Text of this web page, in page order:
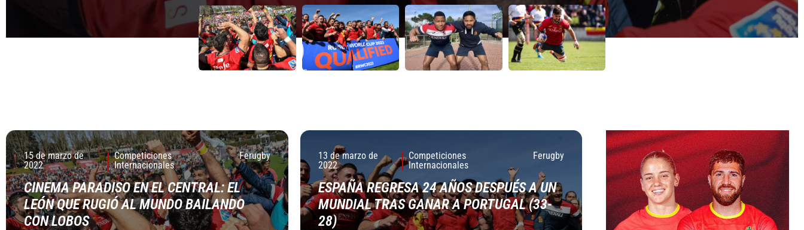
15 de marzo de
2022
Competiciones
Internacionales
Ferugby
CINEMA PARADISO EN EL CENTRAL: EL
LEÓN QUE RUGIÓ AL MUNDO BAILANDO
CON LOBOS
13 de marzo de
2022
Competiciones
Internacionales
Ferugby
ESPAÑA REGRESA 24 AÑOS DESPUÉS A UN
MUNDIAL TRAS GANAR A PORTUGAL (33-
28)